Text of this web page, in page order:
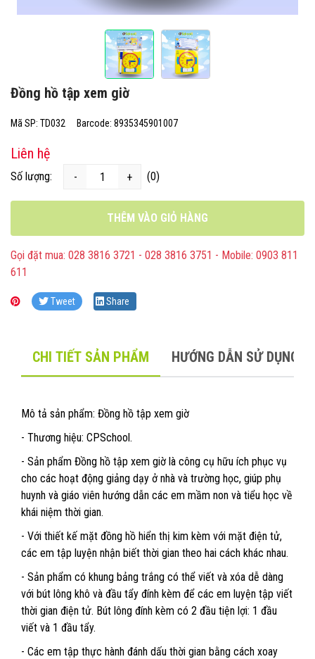
Đồng hồ tập xem giờ
Mã SP: TD032 Barcode: 8935345901007
Liên hệ
Số lượng: - + (0)
THÊM VÀO GIỎ HÀNG
Gọi đặt mua: 028 3816 3721 - 028 3816 3751 - Mobile: 0903 811
611
Tweet Share
CHI TIẾT SẢN PHẨM HƯỚNG DẪN SỬ DỤNG
Mô tả sản phẩm: Đồng hồ tập xem giờ
- Thương hiệu: CPSchool​.
- Sản phẩm Đồng hồ tập xem giờ là công cụ hữu ích phục vụ
cho các hoạt động giảng dạy ở nhà và trường học, giúp phụ
huynh và giáo viên hướng dẫn các em mầm non và tiểu học về
khái niệm thời gian.
- Với thiết kế mặt đồng hồ hiển thị kim kèm với mặt điện tử,
các em tập luyện nhận biết thời gian theo hai cách khác nhau.
- Sản phẩm có khung bảng trắng có thể viết và xóa dễ dàng
với bút lông khô và đầu tẩy đính kèm để các em luyện tập viết
thời gian điện tử. Bút lông đính kèm có 2 đầu tiện lợi: 1 đầu
viết và 1 đầu tẩy.
- Các em tập thực hành đánh dấu thời gian bằng cách xoay